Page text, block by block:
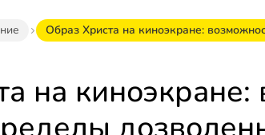
Образ Христа на киноэкране:
на киноэкране: